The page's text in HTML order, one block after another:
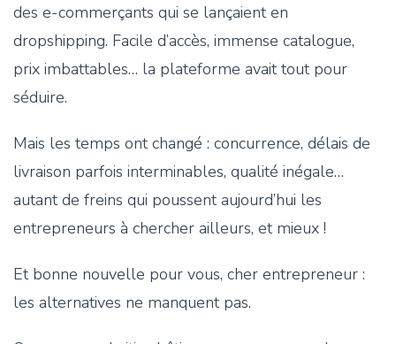
des e-commerçants qui se lançaient en
dropshipping. Facile d’accès, immense catalogue,
prix imbattables… la plateforme avait tout pour
séduire.
Mais les temps ont changé : concurrence, délais de
livraison parfois interminables, qualité inégale…
autant de freins qui poussent aujourd’hui les
entrepreneurs à chercher ailleurs, et mieux !
Et bonne nouvelle pour vous, cher entrepreneur :
les alternatives ne manquent pas.